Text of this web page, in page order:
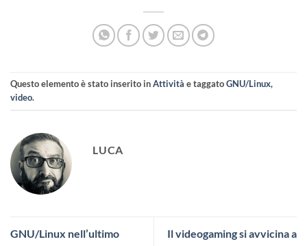
Questo elemento è stato inserito inAttività e taggatoGNU/Linux,
video.
LUCA
GNU/Linux nell’ultimo
Il videogaming si avvicina a